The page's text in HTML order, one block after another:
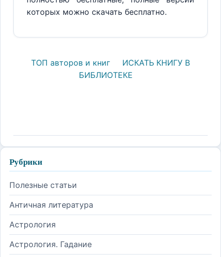
которых можно скачать бесплатно.
ТОП авторов и книг
ИСКАТЬ КНИГУ В
БИБЛИОТЕКЕ
Рубрики
Полезные статьи
Античная литература
Астрология
Астрология. Гадание